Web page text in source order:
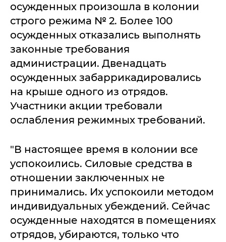
осужденных произошла в колонии
строго режима № 2. Более 100
осужденных отказались выполнять
законные требования
администрации. Двенадцать
осужденных забаррикадировались
на крыше одного из отрядов.
Участники акции требовали
ослабления режимных требований.
"В настоящее время в колонии все
успокоились. Силовые средства в
отношении заключенных не
принимались. Их успокоили методом
индивидуальных убеждений. Сейчас
осужденные находятся в помещениях
отрядов, убираются, только что